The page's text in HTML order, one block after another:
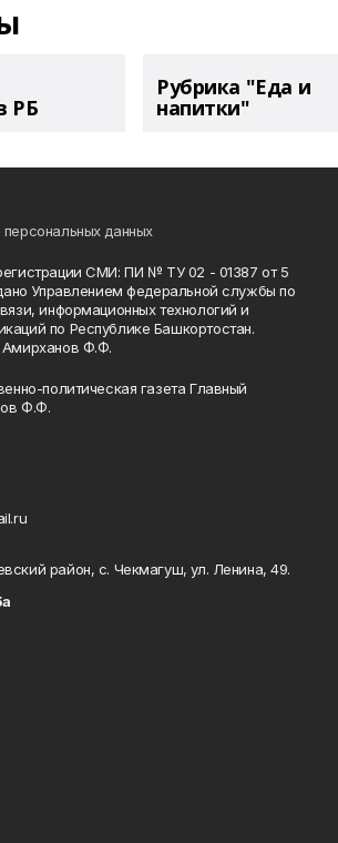
РБ
Рубрика "Еда и
напитки"
данных
СМИ: ПИ № ТУ 02 - 01387 от 5
Управлением федеральной службы по
информационных технологий и
по Республике Башкортостан.
Амирханов Ф.Ф.
политическая газета Главный
Ф.Ф.
район, с. Чекмагуш, ул. Ленина, 49.